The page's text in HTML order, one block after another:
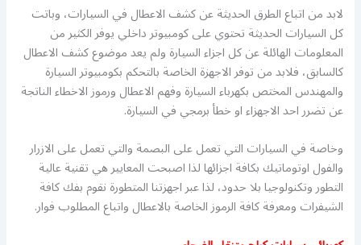
لابد من اتباع الطرق الحديثة عن كشف الاعطال في السيارات، وباتت
كل السيارات الحديثة تحتوي على كومبيوتر داخلي يوفر الكثير من
المعلومات الهائلة عن كل اجزاء السيارة ولم يعد موضوع كشف الاعطال
كالسابق، فلابد من توفر الاجهزة الخاصة بالتحكم بكومبيوتر السيارة
والمهندس المختص بكهرباء السيارة وفهم الاعطال ورموز الاخطاء الناتجة
عن تضرر احد الاجهزاء او خطأ برمجي في السيارة.
وخاصة في السيارات التي تعمل على البصمة والتي تعمل على الازرار
والفول اوتوماتيك بكافة اجزائها لذا اصبحت المعايير هي تقنية عالية
التطور وتكنولوجيا بلا حدود، لذا عبر اجهزتنا المتطورة نقوم بفك كافة
الشيفرات ومعرفة كافة الرموز الخاصة بالاعطال واتباع المطلوب فوار.